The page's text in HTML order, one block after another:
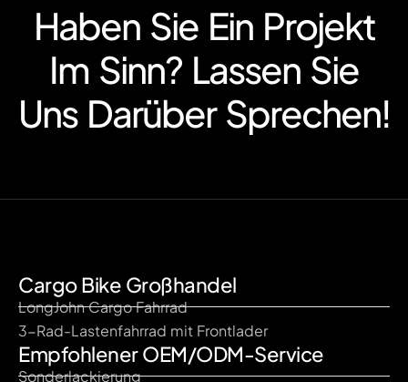
Haben Sie Ein Projekt
Im Sinn? Lassen Sie
Uns Darüber Sprechen!
Cargo Bike Großhandel
LongJohn Cargo Fahrrad
3-Rad-Lastenfahrrad mit Frontlader
Empfohlener OEM/ODM-Service
Sonderlackierung